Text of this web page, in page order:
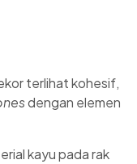
terlihat kohesif,
dengan elemen
kayu pada rak